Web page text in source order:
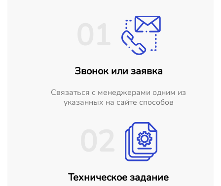
Звонок или заявка
Cвязаться с менеджерами одним из
указанных на сайте способов
Техническое задание